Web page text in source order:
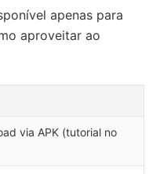
apenas para
aproveitar ao
via APK (tutorial no